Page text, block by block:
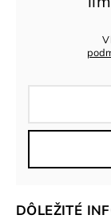
DÔLEŽITÉ